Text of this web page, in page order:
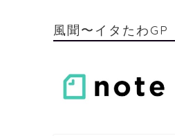
風聞〜イタたわGP